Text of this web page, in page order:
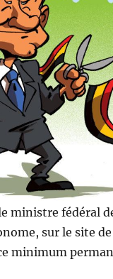
ministre fédéral
sur le site
minimum